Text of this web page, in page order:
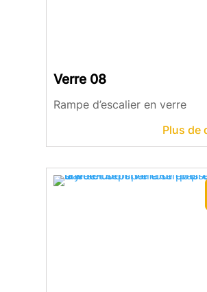
Verre 08
Rampe d’escalier en verre
Plus de